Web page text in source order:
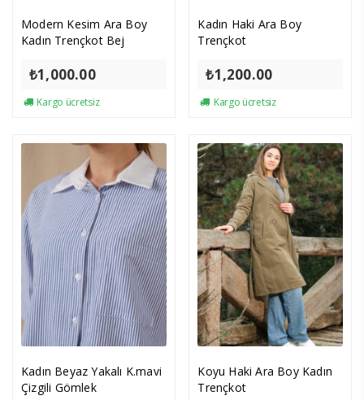
Modern Kesim Ara Boy
Kadın Trençkot Bej
₺1,000.00
Kargo ücretsiz
Kadın Haki Ara Boy
Trençkot
₺1,200.00
Kargo ücretsiz
Kadın Beyaz Yakalı K.mavi
Çizgili Gömlek
Koyu Haki Ara Boy Kadın
Trençkot